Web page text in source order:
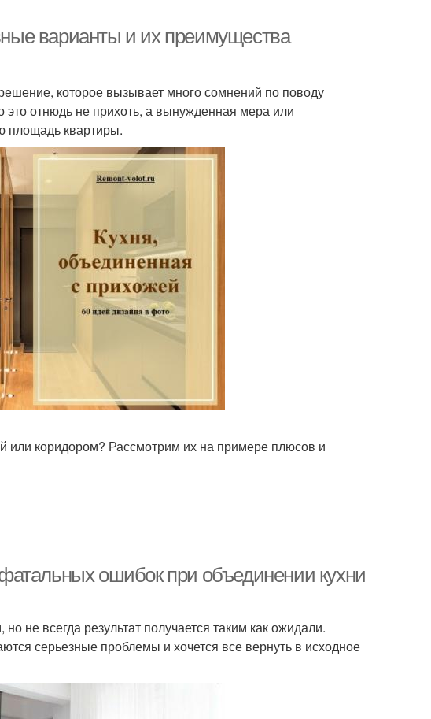
варианты и их преимущества
которое вызывает много сомнений по поводу
это отнюдь не прихоть, а вынужденная мера или
площадь квартиры.
или коридором? Рассмотрим их на примере плюсов и
ошибок при объединении кухни
не всегда результат получается таким как ожидали.
серьезные проблемы и хочется все вернуть в исходное